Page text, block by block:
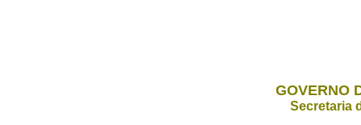
GOVERNO
Secretaria